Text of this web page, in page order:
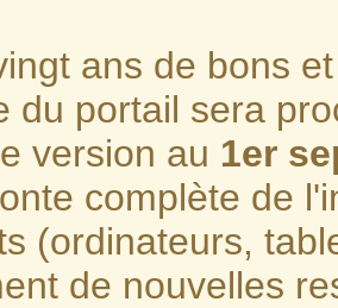
ans de bons
du portail sera
version au 1er
complète de
(ordinateurs,
de nouvelles